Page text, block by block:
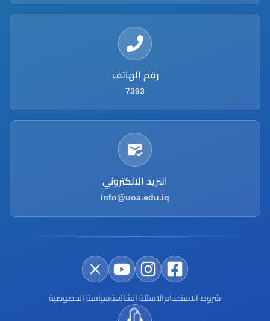
رقم الهاتف
7393
البريد الالكتروني
info@uoa.edu.iq
شروط الاستخدامالاسئلة الشائعةسياسة الخصوصية